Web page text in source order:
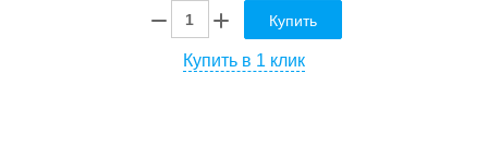
Купить
Купить в 1 клик